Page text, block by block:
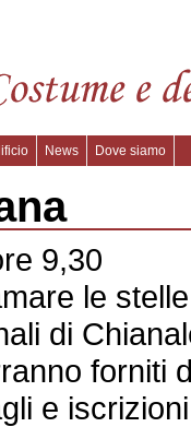
News Dove siamo
9,30
le
di
forniti
e